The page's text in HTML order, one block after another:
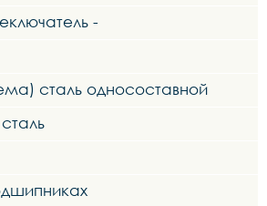
-
сталь односоставной